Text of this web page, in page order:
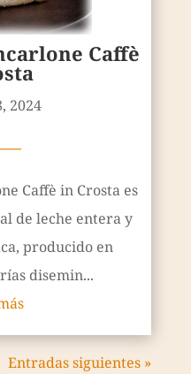
Caffè
2024
Caffè in Crosta es
de leche entera y
producido en
disemin...
Entradas siguientes »